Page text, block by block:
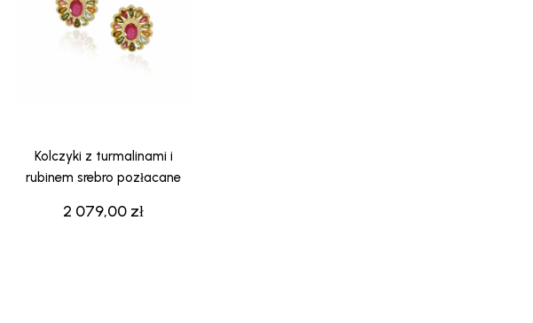
2 079,00 zł
Kolczyki z turmalinami i
rubinem srebro pozłacane